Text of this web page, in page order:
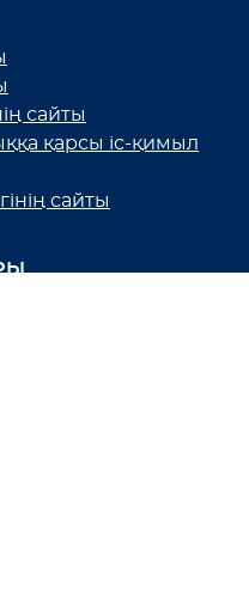
сайты
қарсы іс-қимыл
сайты